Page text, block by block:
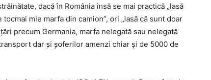
dacă în România însă se mai practică „lasă
tocmai mie marfa din camion”, ori „lasă că sunt doar
precum Germania, marfa nelegată sau nelegată
dar și șoferilor amenzi chiar și de 5000 de